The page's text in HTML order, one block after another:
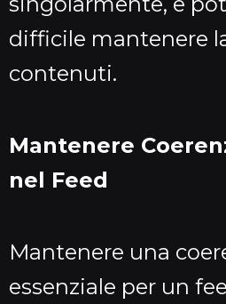
difficile mantenere
contenuti.
Mantenere
nel Feed
Mantenere una
essenziale per un